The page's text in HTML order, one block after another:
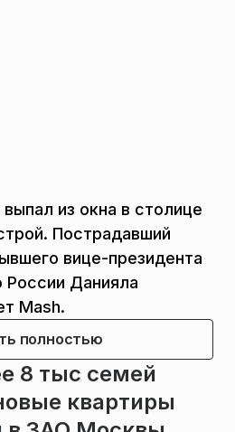
из окна в столице
Пострадавший
вице-президента
России Данияла
Mash.
полностью
8 тыс семей
квартиры